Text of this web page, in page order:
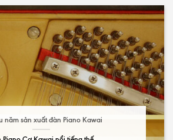
năm sản xuất đàn Piano Kawai